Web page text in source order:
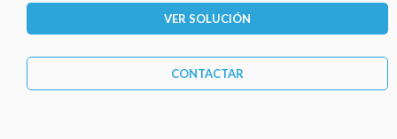
VER SOLUCIÓN
CONTACTAR